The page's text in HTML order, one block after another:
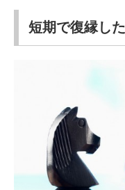
短期で復縁し